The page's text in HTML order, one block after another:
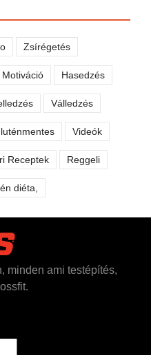
Zsírégetés
Motiváció Hasedzés
Válledzés
Videók
Receptek Reggeli
diéta,
minden ami testépítés,